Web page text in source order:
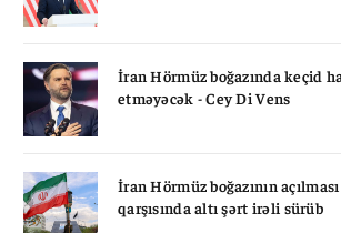
İran Hörmüz boğazında keçid
etməyəcək - Cey Di Vens
İran Hörmüz boğazının
qarşısında altı şərt irəli sürüb